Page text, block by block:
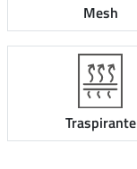
Mesh
Traspirante